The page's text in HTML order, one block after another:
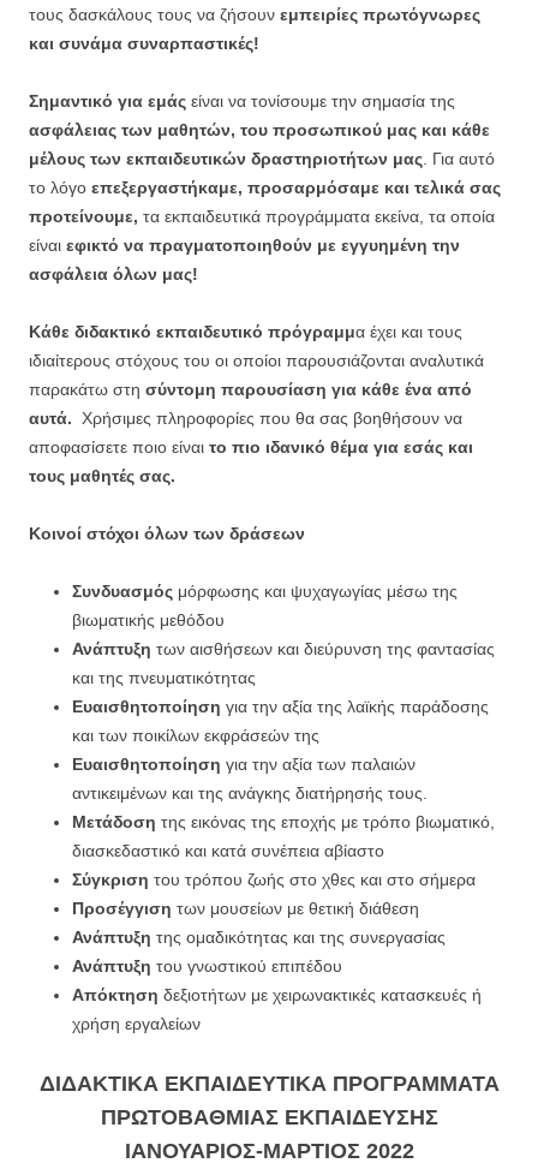
τους δασκάλους τους να ζήσουν εμπειρίες πρωτόγνωρες
και συνάμα συναρπαστικές!
Σημαντικό για εμάς είναι να τονίσουμε την σημασία της
ασφάλειας των μαθητών, του προσωπικού μας και κάθε
μέλους των εκπαιδευτικών δραστηριοτήτων μας . Για αυτό
το λόγο επεξεργαστήκαμε, προσαρμόσαμε και τελικά σας
προτείνουμε, τα εκπαιδευτικά προγράμματα εκείνα, τα οποία
είναι εφικτό να πραγματοποιηθούν με εγγυημένη την
ασφάλεια όλων μας!
Κάθε διδακτικό εκπαιδευτικό πρόγραμμα έχει και τους
ιδιαίτερους στόχους του οι οποίοι παρουσιάζονται αναλυτικά
παρακάτω στη σύντομη παρουσίαση για κάθε ένα από
αυτά.
Χρήσιμες πληροφορίες που θα σας βοηθήσουν να
αποφασίσετε ποιο είναι το πιο ιδανικό θέμα για εσάς και
τους μαθητές σας.
Κοινοί στόχοι όλων των δράσεων
Συνδυασμός μόρφωσης και ψυχαγωγίας μέσω της
βιωματικής μεθόδου
Ανάπτυξη των αισθήσεων και διεύρυνση της φαντασίας
και της πνευματικότητας
Ευαισθητοποίηση για την αξία της λαϊκής παράδοσης
και των ποικίλων εκφράσεών της
Ευαισθητοποίηση για την αξία των παλαιών
αντικειμένων και της ανάγκης διατήρησής τους.
Μετάδοση της εικόνας της εποχής με τρόπο βιωματικό,
διασκεδαστικό και κατά συνέπεια αβίαστο
Σύγκριση του τρόπου ζωής στο χθες και στο σήμερα
Προσέγγιση των μουσείων με θετική διάθεση
Ανάπτυξη της ομαδικότητας και της συνεργασίας
Ανάπτυξη του γνωστικού επιπέδου
Απόκτηση δεξιοτήτων με χειρωνακτικές κατασκευές ή
χρήση εργαλείων
ΔΙΔΑΚΤΙΚΑ ΕΚΠΑΙΔΕΥΤΙΚΑ ΠΡΟΓΡΑΜΜΑΤΑ
ΠΡΩΤΟΒΑΘΜΙΑΣ ΕΚΠΑΙΔΕΥΣΗΣ
ΙΑΝΟΥΑΡΙΟΣ-ΜΑΡΤΙΟΣ 2022